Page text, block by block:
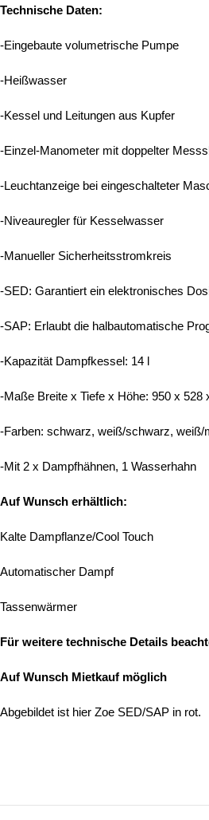
Technische Daten:
-Eingebaute volumetrische Pumpe
-Heißwasser
-Kessel und Leitungen aus Kupfer
-Einzel-Manometer mit doppelter
-Leuchtanzeige bei eingeschalteter
-Niveauregler für Kesselwasser
-Manueller Sicherheitsstromkreis
-SED: Garantiert ein elektronisches
-SAP: Erlaubt die halbautomatische
-Kapazität Dampfkessel: 14 l
-Maße Breite x Tiefe x Höhe: 950 x 528
-Farben: schwarz, weiß/schwarz,
-Mit 2 x Dampfhähnen, 1 Wasserhahn
Auf Wunsch erhältlich:
Kalte Dampflanze/Cool Touch
Automatischer Dampf
Tassenwärmer
Für weitere technische Details
Auf Wunsch Mietkauf möglich
Abgebildet ist hier Zoe SED/SAP in rot.